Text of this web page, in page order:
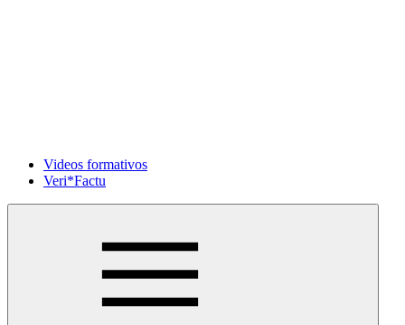
Videos formativos
Veri*Factu